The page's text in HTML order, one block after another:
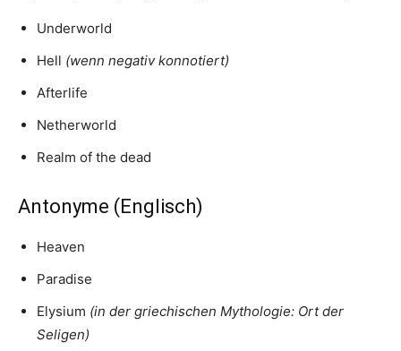
Underworld
Hell (wenn negativ konnotiert)
Afterlife
Netherworld
Realm of the dead
Antonyme (Englisch)
Heaven
Paradise
Elysium (in der griechischen Mythologie: Ort der
Seligen)